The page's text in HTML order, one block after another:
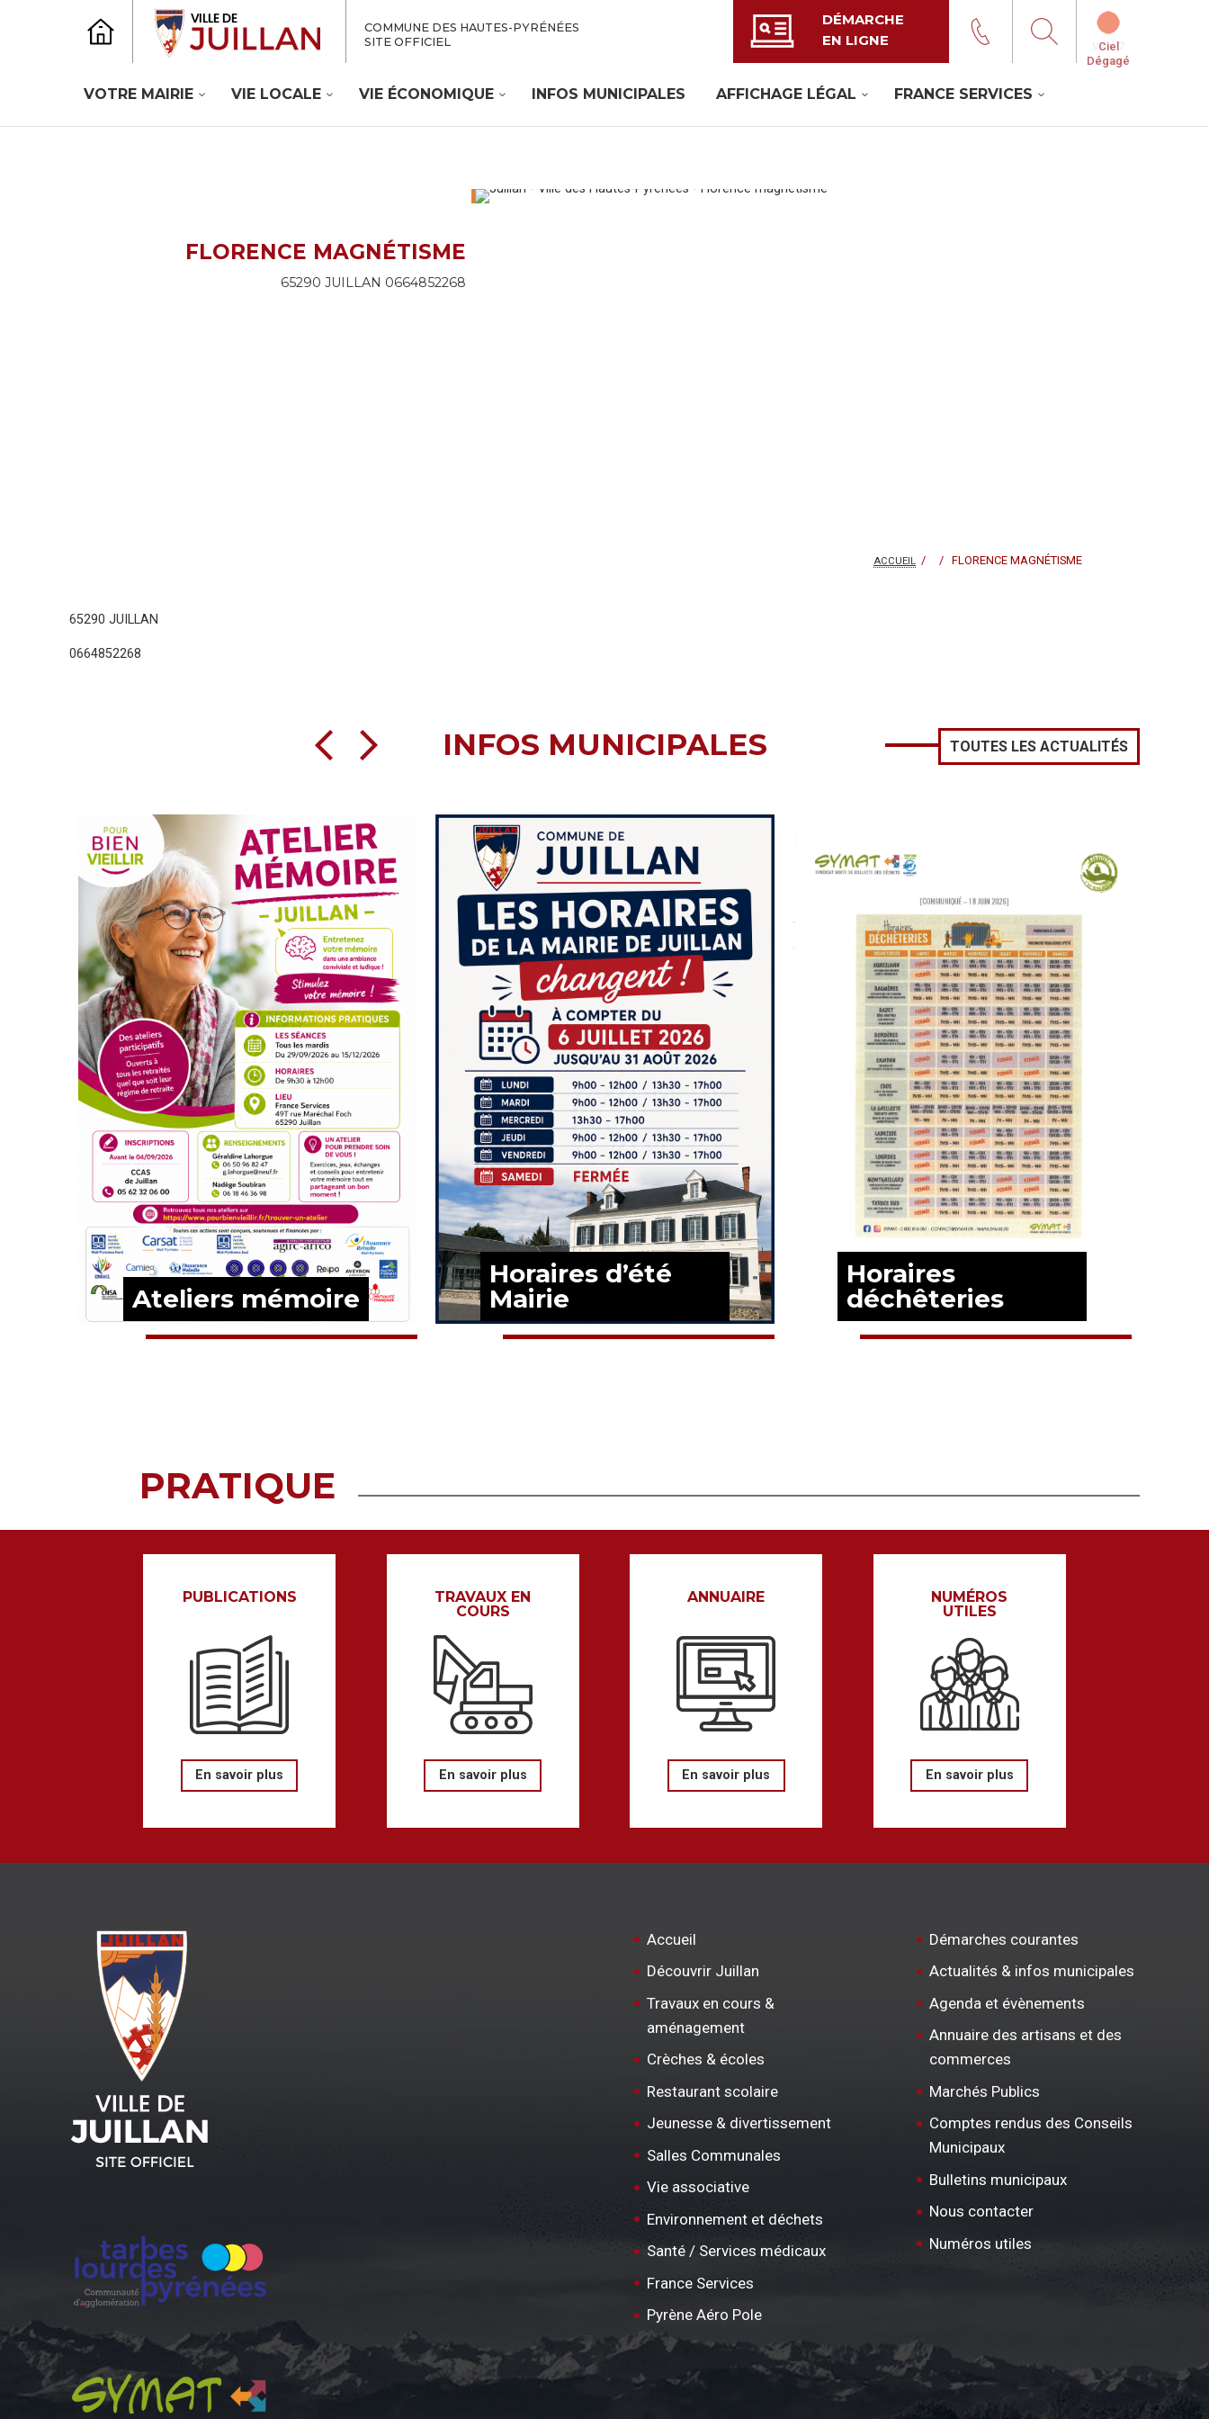
COMMUNE DES HAUTES-PYRÉNÉES
SITE OFFICIEL
DÉMARCHE
EN LIGNE
Ciel
Dégagé
VOTRE MAIRIE VIE LOCALE VIE ÉCONOMIQUE INFOS MUNICIPALES AFFICHAGE LÉGAL FRANCE SERVICES
FLORENCE MAGNÉTISME
65290 JUILLAN 0664852268
ACCUEIL / / FLORENCE MAGNÉTISME
65290 JUILLAN
0664852268
INFOS MUNICIPALES TOUTES LES ACTUALITÉS
Ateliers mémoire
Horaires d’été
Mairie
Horaires
déchêteries
PRATIQUE
PUBLICATIONS
En savoir plus
TRAVAUX EN
COURS
En savoir plus
ANNUAIRE
En savoir plus
NUMÉROS
UTILES
En savoir plus
Accueil
Découvrir Juillan
Travaux en cours &
aménagement
Crèches & écoles
Restaurant scolaire
Jeunesse & divertissement
Salles Communales
Vie associative
Environnement et déchets
Santé / Services médicaux
France Services
Pyrène Aéro Pole
Démarches courantes
Actualités & infos municipales
Agenda et évènements
Annuaire des artisans et des
commerces
Marchés Publics
Comptes rendus des Conseils
Municipaux
Bulletins municipaux
Nous contacter
Numéros utiles